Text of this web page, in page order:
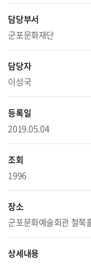
담당부서
군포문화재단
담당자
이성국
등록일
2019.05.04
조회
1996
장소
군포문화예술회관 철쭉
상세내용